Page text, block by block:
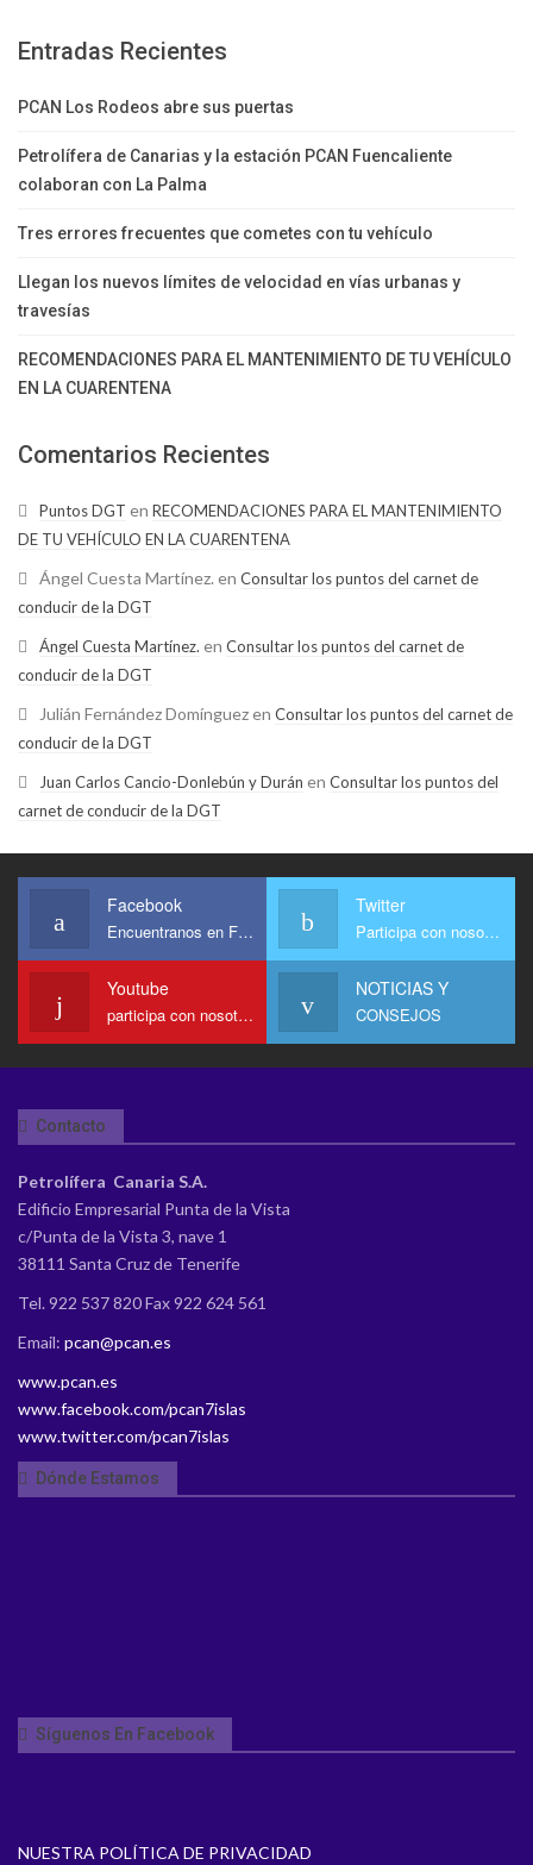
Entradas Recientes
PCAN Los Rodeos abre sus puertas
Petrolífera de Canarias y la estación PCAN Fuencaliente
colaboran con La Palma
Tres errores frecuentes que cometes con tu vehículo
Llegan los nuevos límites de velocidad en vías urbanas y
travesías
RECOMENDACIONES PARA EL MANTENIMIENTO DE TU VEHÍCULO
EN LA CUARENTENA
Comentarios Recientes
Puntos DGT en RECOMENDACIONES PARA EL MANTENIMIENTO
DE TU VEHÍCULO EN LA CUARENTENA
Ángel Cuesta Martínez. en Consultar los puntos del carnet de
conducir de la DGT
Ángel Cuesta Martínez. en Consultar los puntos del carnet de
conducir de la DGT
Julián Fernández Domínguezen Consultar los puntos del carnet de
conducir de la DGT
Juan Carlos Cancio-Donlebún y Durán en Consultar los puntos del
carnet de conducir de la DGT
Facebook
Encuentranos en Facebook
Twitter
Participa con nosotros
Youtube
participa con nosotros en Youtube
NOTICIAS Y
CONSEJOS
Contacto
Petrolífera Canaria S.A.
Edificio Empresarial Punta de la Vista
c/Punta de la Vista 3, nave 1
38111 Santa Cruz de Tenerife
Tel. 922 537 820 Fax 922 624 561
Email: pcan@pcan.es
www.pcan.es
www.facebook.com/pcan7islas
www.twitter.com/pcan7islas
Dónde Estamos
Síguenos En Facebook
NUESTRA POLÍTICA DE PRIVACIDAD